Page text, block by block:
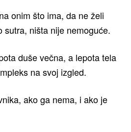
onim što ima, da ne želi
ništa nije nemoguće.
duše večna, a lepota tela
na svoj izgled.
ako ga nema, i ako je